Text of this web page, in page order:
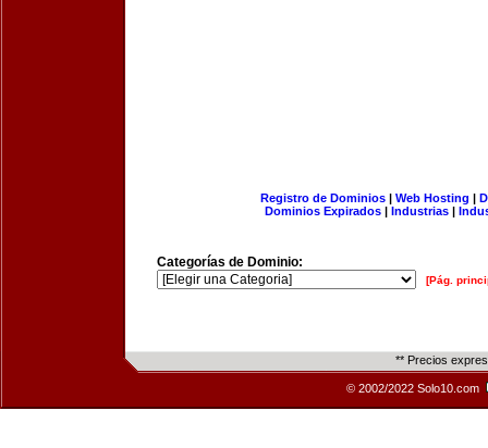
Registro de Dominios| Web Hosting |
Dominios Expirados | Industrias |
Categorías de Dominio:
[Pág.
** Precios
© 2002/2022 Solo10.com